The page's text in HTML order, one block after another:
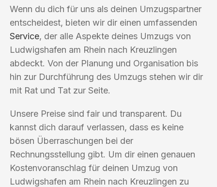
Wenn du dich für uns als deinen Umzugspartner
entscheidest, bieten wir dir einen umfassenden
Service, der alle Aspekte deines Umzugs von
Ludwigshafen am Rhein nach Kreuzlingen
abdeckt. Von der Planung und Organisation bis
hin zur Durchführung des Umzugs stehen wir dir
mit Rat und Tat zur Seite.
Unsere Preise sind fair und transparent. Du
kannst dich darauf verlassen, dass es keine
bösen Überraschungen bei der
Rechnungsstellung gibt. Um dir einen genauen
Kostenvoranschlag für deinen Umzug von
Ludwigshafen am Rhein nach Kreuzlingen zu